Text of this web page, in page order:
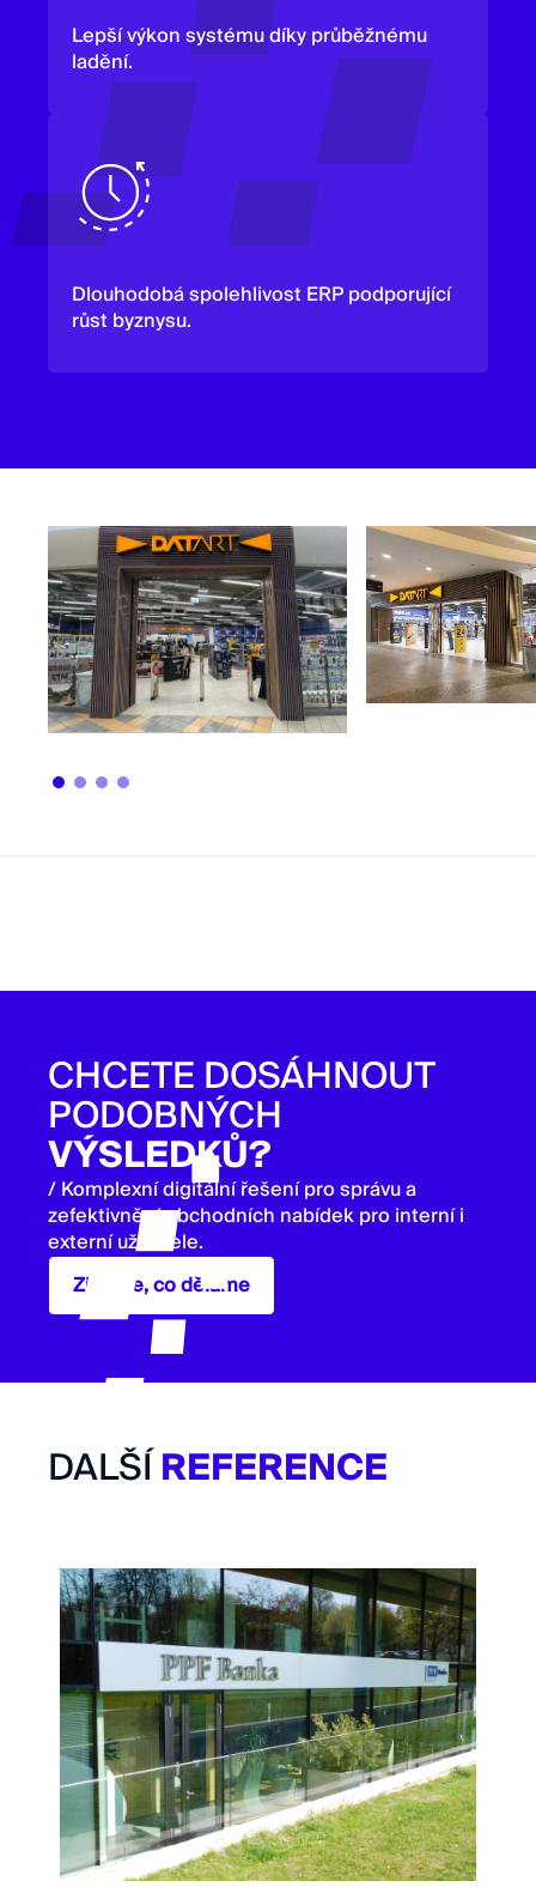
Lepší výkon systému díky průběžnému
ladění.
Dlouhodobá spolehlivost ERP podporující
růst byznysu.
CHCETE DOSÁHNOUT
PODOBNÝCH
VÝSLEDKŮ?
/ Komplexní digitální řešení pro správu a
zefektivnění obchodních nabídek pro interní i
externí uživatele.
Zjistěte, co děláme
DALŠÍREFERENCE